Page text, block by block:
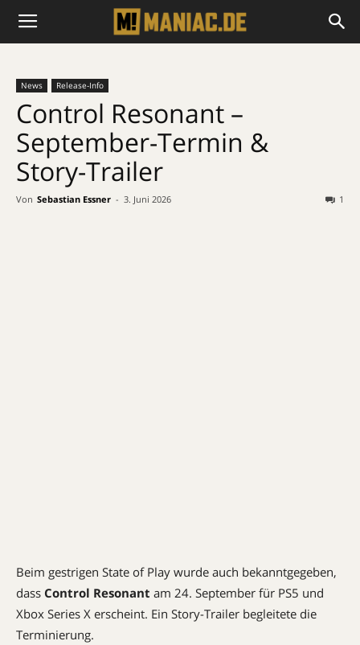
News Release-Info
Control Resonant –
September-Termin &
Story-Trailer
Von Sebastian Essner - 3. Juni 2026 1
Beim gestrigen State of Play wurde auch bekanntgegeben,
dass Control Resonant am 24. September für PS5 und
Xbox Series X erscheint. Ein Story-Trailer begleitete die
Terminierung.